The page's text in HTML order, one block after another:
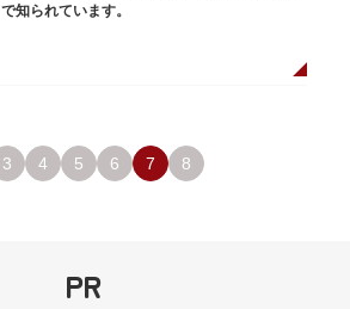
知られています。
3 4 5 6 7 8
PR